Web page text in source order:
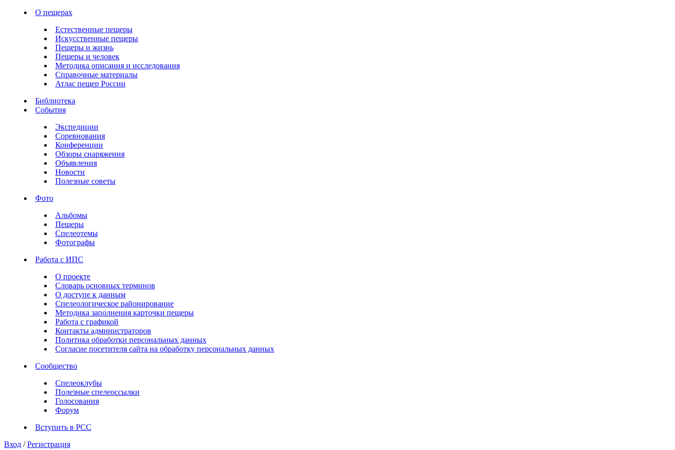
О пещерах
Естественные пещеры
Искусственные пещеры
Пещеры и жизнь
Пещеры и человек
Методика описания и исследования
Справочные материалы
Атлас пещер России
Библиотека
События
Экспедиции
Соревнования
Конференции
Обзоры снаряжения
Объявления
Новости
Полезные советы
Фото
Альбомы
Пещеры
Спелеотемы
Фотографы
Работа с ИПС
О проекте
Словарь основных терминов
О доступе к данным
Спелеологическое районирование
Методика заполнения карточки пещеры
Работа с графикой
Контакты администраторов
Политика обработки персональных данных
Согласие посетителя сайта на обработку персональных данных
Сообщество
Спелеоклубы
Полезные спелеоссылки
Голосования
Форум
Вступить в РСС
Вход / Регистрация